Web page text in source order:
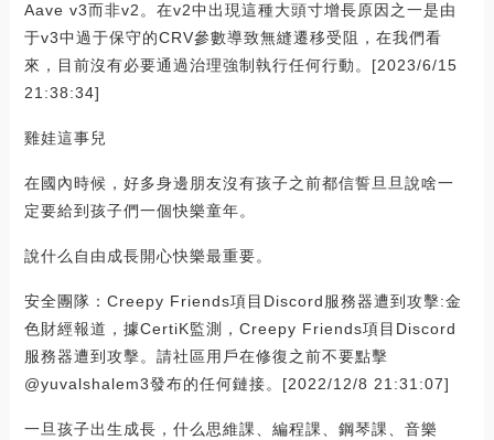
Aave v3而非v2。在v2中出現這種大頭寸增長原因之一是由
于v3中過于保守的CRV參數導致無縫遷移受阻，在我們看
來，目前沒有必要通過治理強制執行任何行動。[2023/6/15
21:38:34]
雞娃這事兒
在國內時候，好多身邊朋友沒有孩子之前都信誓旦旦說啥一
定要給到孩子們一個快樂童年。
說什么自由成長開心快樂最重要。
安全團隊：Creepy Friends項目Discord服務器遭到攻擊:金
色財經報道，據CertiK監測，Creepy Friends項目Discord
服務器遭到攻擊。請社區用戶在修復之前不要點擊
@yuvalshalem3發布的任何鏈接。[2022/12/8 21:31:07]
一旦孩子出生成長，什么思維課、編程課、鋼琴課、音樂